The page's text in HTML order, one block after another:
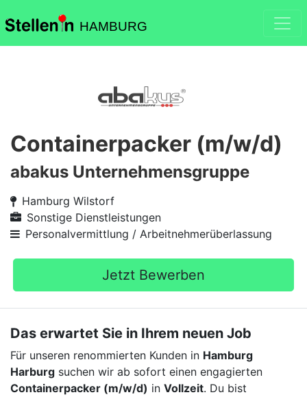
HAMBURG
Containerpacker (m/w/d)
abakus Unternehmensgruppe
Hamburg Wilstorf
Sonstige Dienstleistungen
Personalvermittlung / Arbeitnehmerüberlassung
Jetzt Bewerben
Das erwartet Sie in Ihrem neuen Job
Für unseren renommierten Kunden in Hamburg
Harburg suchen wir ab sofort einen engagierten
Containerpacker (m/w/d) in Vollzeit. Du bist